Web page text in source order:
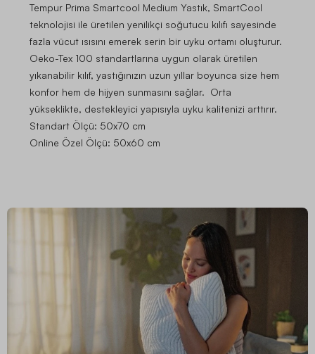
Tempur Prima Smartcool Medium Yastık, SmartCool
teknolojisi ile üretilen yenilikçi soğutucu kılıfı sayesinde
fazla vücut ısısını emerek serin bir uyku ortamı oluşturur.
Oeko-Tex 100 standartlarına uygun olarak üretilen
yıkanabilir kılıf, yastığınızın uzun yıllar boyunca size hem
konfor hem de hijyen sunmasını sağlar. Orta
yükseklikte, destekleyici yapısıyla uyku kalitenizi arttırır.
Standart Ölçü: 50x70 cm
Online Özel Ölçü: 50x60 cm